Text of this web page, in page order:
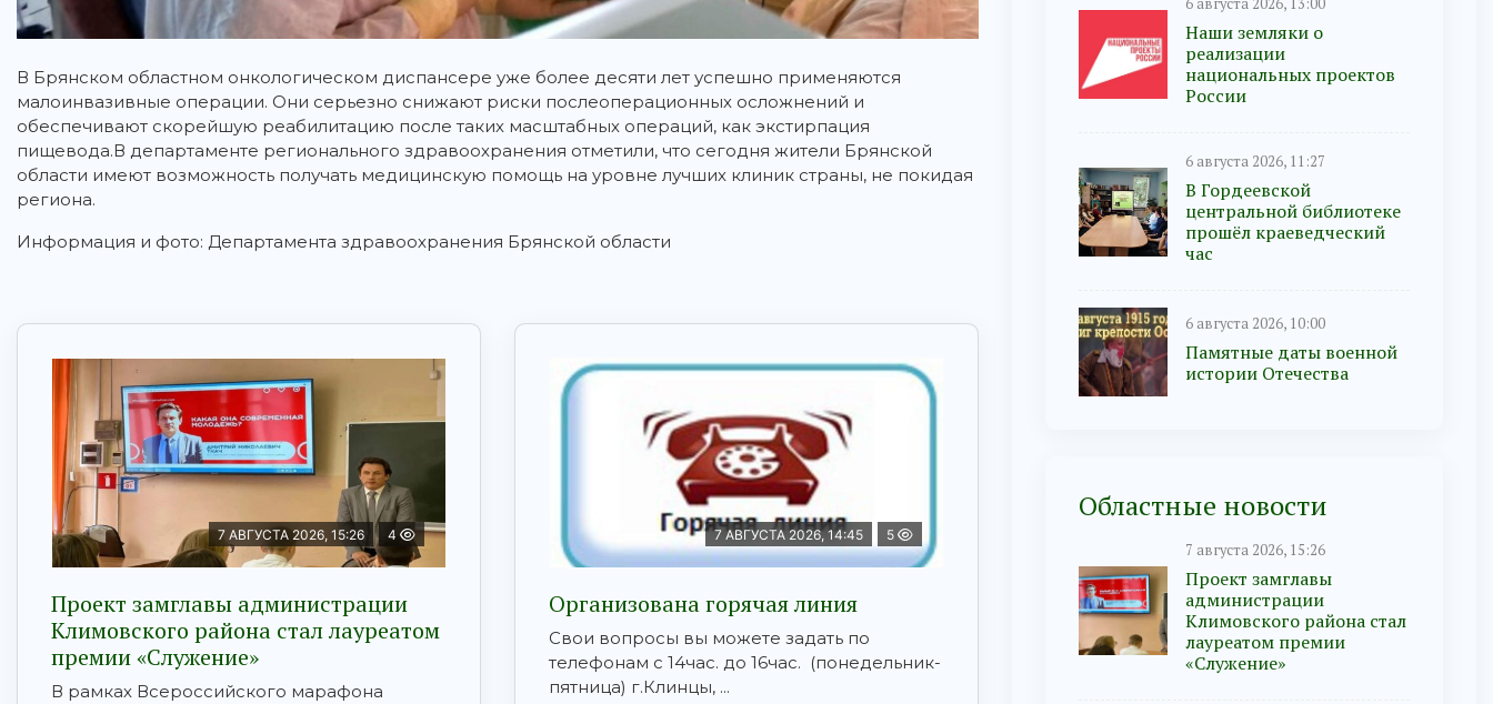
В Брянском областном онкологическом диспансере уже более десяти лет успешно применяются
малоинвазивные операции. Они серьезно снижают риски послеоперационных осложнений и
обеспечивают скорейшую реабилитацию после таких масштабных операций, как экстирпация
пищевода.В департаменте регионального здравоохранения отметили, что сегодня жители Брянской
области имеют возможность получать медицинскую помощь на уровне лучших клиник страны, не покидая
региона.
Информация и фото: Департамента здравоохранения Брянской области
7 АВГУСТА 2026, 15:26 4
Проект замглавы администрации
Климовского района стал лауреатом
премии «Служение»
В рамках Всероссийского марафона
7 АВГУСТА 2026, 14:45 5
Организована горячая линия
Свои вопросы вы можете задать по
телефонам с 14час. до 16час. (понедельник-
пятница) г.Клинцы, ...
6 августа 2026, 13:00
Наши земляки о
реализации
национальных проектов
России
6 августа 2026, 11:27
В Гордеевской
центральной библиотеке
прошёл краеведческий
час
6 августа 2026, 10:00
Памятные даты военной
истории Отечества
Областные новости
7 августа 2026, 15:26
Проект замглавы
администрации
Климовского района стал
лауреатом премии
«Служение»